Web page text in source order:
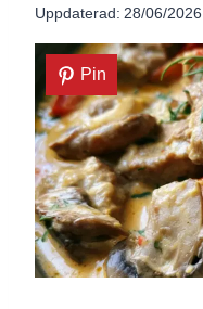
Uppdaterad: 28/06/2026
Pin